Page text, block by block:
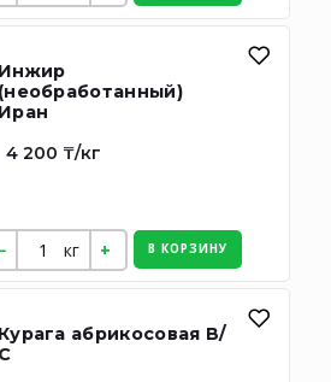
Инжир
(необработанный)
Иран
4 200 ₸/кг
кг В КОРЗИНУ
Курага абрикосовая В/
С